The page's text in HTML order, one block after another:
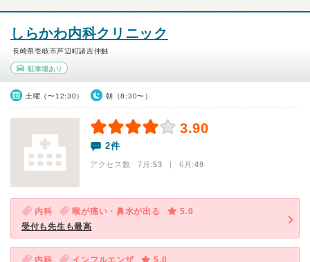
しらかわ内科クリニック
長崎県壱岐市芦辺町諸吉仲触
駐車場あり
土曜（〜12:30） 朝（8:30〜）
3.90
2件
アクセス数 7月:53 | 6月:49
内科 喉が痛い・鼻水が出る
5.0
受付も先生も最高
内科 インフルエンザ 5.0